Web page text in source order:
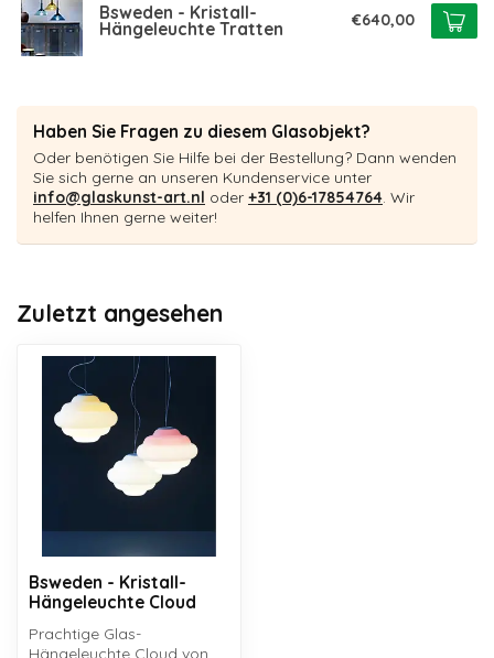
Bsweden - Kristall-
Hängeleuchte Tratten €640,00
Haben Sie Fragen zu diesem Glasobjekt?
Oder benötigen Sie Hilfe bei der Bestellung? Dann wenden
Sie sich gerne an unseren Kundenservice unter
info@glaskunst-art.nl oder +31 (0)6-17854764. Wir
helfen Ihnen gerne weiter!
Zuletzt angesehen
Bsweden - Kristall-
Hängeleuchte Cloud
Prachtige Glas-
Hängeleuchte Cloud von